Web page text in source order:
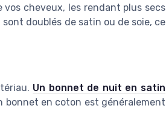
cheveux, les rendant plus secs
doublés de satin ou de soie, ce
Un bonnet de nuit en satin
bonnet en coton est généralement